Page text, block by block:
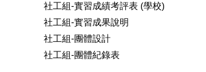
社工組-實習成績考評表 (學校)
社工組-實習成果說明
社工組-團體設計
社工組-團體紀錄表